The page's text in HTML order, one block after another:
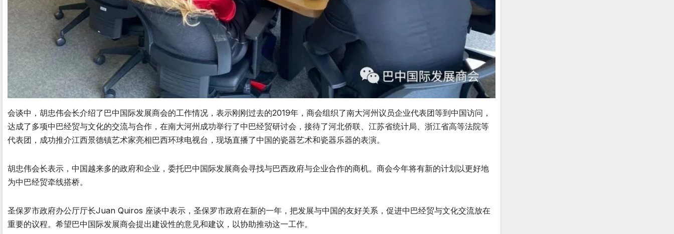
会谈中，胡忠伟会长介绍了巴中国际发展商会的工作情况，表示刚刚过去的2019年，商会组织了南大河州议员企业代表团等到中国访问，
达成了多项中巴经贸与文化的交流与合作，在南大河州成功举行了中巴经贸研讨会，接待了河北侨联、江苏省统计局、浙江省高等法院等
代表团，成功推介江西景德镇艺术家亮相巴西环球电视台，现场直播了中国的瓷器艺术和瓷器乐器的表演。
胡忠伟会长表示，中国越来多的政府和企业，委托巴中国际发展商会寻找与巴西政府与企业合作的商机。商会今年将有新的计划以更好地
为中巴经贸牵线搭桥。
圣保罗市政府办公厅厅长Juan Quiros 座谈中表示，圣保罗市政府在新的一年，把发展与中国的友好关系，促进中巴经贸与文化交流放在
重要的议程。希望巴中国际发展商会提出建设性的意见和建议，以协助推动这一工作。